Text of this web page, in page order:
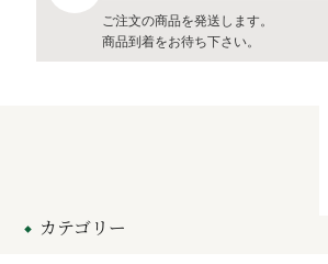
ご注文の商品を発送します。
商品到着をお待ち下さい。
カテゴリー